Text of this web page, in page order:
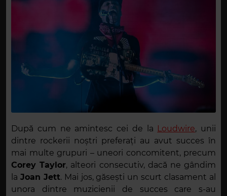
După cum ne amintesc cei de la Loudwire, unii
dintre rockerii noștri preferați au avut succes în
mai multe grupuri – uneori concomitent, precum
Corey Taylor, alteori consecutiv, dacă ne gândim
la Joan Jett. Mai jos, găsești un scurt clasament al
unora dintre muzicienii de succes care s-au